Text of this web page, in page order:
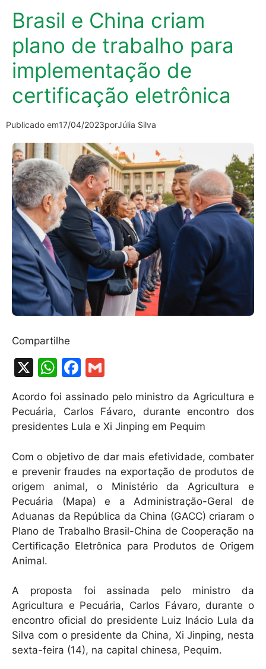
Brasil e China criam
plano de trabalho para
implementação de
certificação eletrônica
Publicado em17/04/2023porJúlia Silva
Compartilhe
X
W
h
at
s
p
p
F
a
c
e
o
o
k
ai
l
Acordo foi assinado pelo ministro da Agricultura e
Pecuária, Carlos Fávaro, durante encontro dos
presidentes Lula e Xi Jinping em Pequim
Com o objetivo de dar mais efetividade, combater
e prevenir fraudes na exportação de produtos de
origem animal, o Ministério da Agricultura e
Pecuária (Mapa) e a Administração-Geral de
Aduanas da República da China (GACC) criaram o
Plano de Trabalho Brasil-China de Cooperação na
Certificação Eletrônica para Produtos de Origem
Animal.
A proposta foi assinada pelo ministro da
Agricultura e Pecuária, Carlos Fávaro, durante o
encontro oficial do presidente Luiz Inácio Lula da
Silva com o presidente da China, Xi Jinping, nesta
sexta-feira (14), na capital chinesa, Pequim.